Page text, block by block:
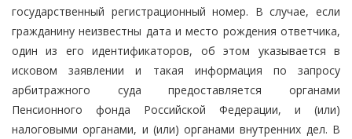
государственный регистрационный номер. В случае, если
гражданину неизвестны дата и место рождения ответчика,
один из его идентификаторов, об этом указывается в
исковом заявлении и такая информация по запросу
арбитражного суда предоставляется органами
Пенсионного фонда Российской Федерации, и (или)
налоговыми органами, и (или) органами внутренних дел. В